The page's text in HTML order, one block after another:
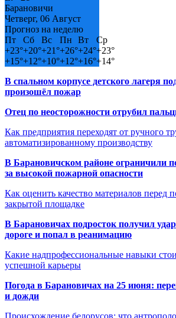
Барановичи
Четверг, 06 Август
Прогноз на неделю
Пт
Сб Вс Пн Вт
Ср
+23°+20°+21°+26°+24°+23°
+15°+12°+10°+12°+16°+14°
В спальном корпусе детского лагеря
произошёл пожар
Отец по неосторожности отрубил
Как предприятия переходят от ручного
автоматизированному производству
В Барановичском районе ограничили
за высокой пожарной опасности
Как оценить качество материалов перед
закрытой площадке
В Барановичах подросток получил
дороге и попал в реанимацию
Какие надпрофессиональные навыки
успешной карьеры
Погода в Барановичах на 25 июня:
и дожди
Происхождение белорусов: что